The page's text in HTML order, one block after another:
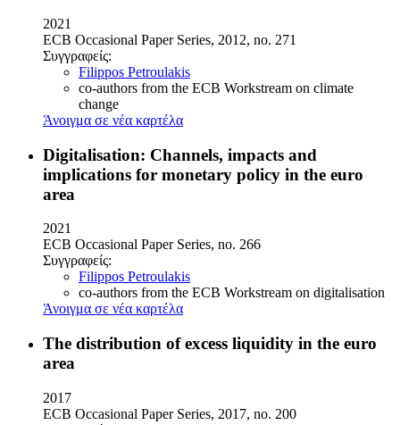
2021
ECB Occasional Paper Series, 2012, no. 271
Συγγραφείς:
Filippos Petroulakis
co-authors from the ECB Workstream on climate
change
Άνοιγμα σε νέα καρτέλα
Digitalisation: Channels, impacts and
implications for monetary policy in the euro
area
2021
ECB Occasional Paper Series, no. 266
Συγγραφείς:
Filippos Petroulakis
co-authors from the ECB Workstream on digitalisation
Άνοιγμα σε νέα καρτέλα
The distribution of excess liquidity in the euro
area
2017
ECB Occasional Paper Series, 2017, no. 200